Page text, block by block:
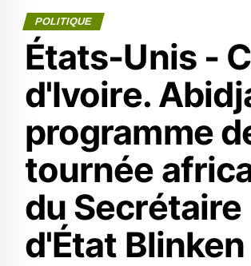
POLITIQUE
États-Unis -
d'Ivoire.
programme
tournée
du Secrétaire
d'État Blinken